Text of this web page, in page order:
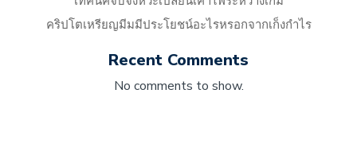
คริปโตเหรียญมีมมีประโยชน์อะไรหรอกจากเก็งกำไร
Recent Comments
No comments to show.